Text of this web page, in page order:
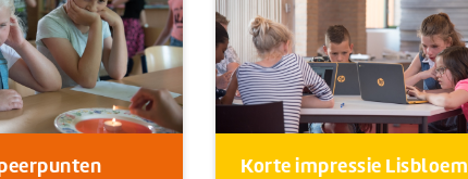
Korte impressie Lisbloem